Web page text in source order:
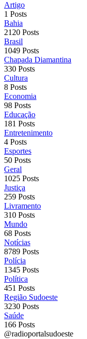
Artigo
1 Posts
Bahia
2120 Posts
Brasil
1049 Posts
Chapada Diamantina
330 Posts
Cultura
8 Posts
Economia
98 Posts
Educação
181 Posts
Entretenimento
4 Posts
Esportes
50 Posts
Geral
1025 Posts
Justiça
259 Posts
Livramento
310 Posts
Mundo
68 Posts
Notícias
8789 Posts
Polícia
1345 Posts
Política
451 Posts
Região Sudoeste
3230 Posts
Saúde
166 Posts
@radioportalsudoeste